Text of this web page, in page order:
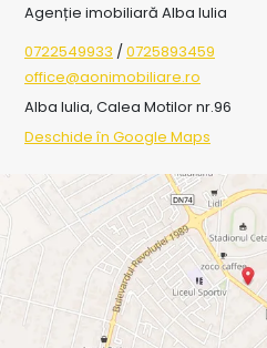
Agenție imobiliară Alba Iulia
0722549933 /0725893459
office@aonimobiliare.ro
Alba Iulia, Calea Motilor nr.96
Deschide în Google Maps